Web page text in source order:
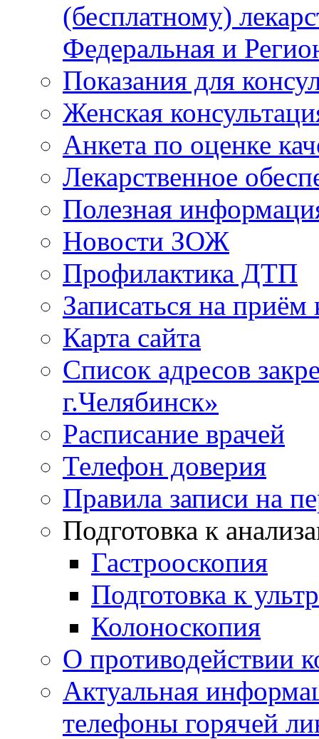
(бесплатному)
Федеральная и
Показания для
Женская
Анкета по оценке
Лекарственное
Полезная
Новости ЗОЖ
Профилактика ДТП
Записаться на приём
Карта сайта
Список адресов
г.Челябинск»
Расписание врачей
Телефон доверия
Правила записи на
Подготовка к
Гастрооскопия
Подготовка к
Колоноскопия
О противодействии
Актуальная
телефоны горячей